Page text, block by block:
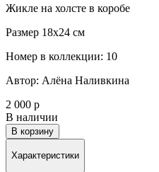
Жикле на холсте в коробе
Размер 18х24 см
Номер в коллекции: 10
Автор: Алёна Наливкина
2 000 р
В наличии
В корзину
Характеристики